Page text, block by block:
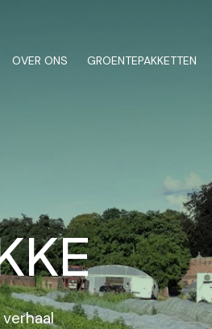
OVER ONS GROENTEPAKKETTEN